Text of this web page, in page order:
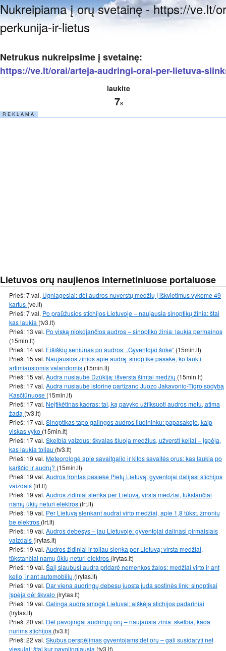
Nukreipiama į orų svetainę - https://ve.lt/
perkunija-ir-lietus
Netrukus nukreipsime į svetainę:
https://ve.lt/orai/arteja-audringi-orai-per-lietuva-
laukite
7s
R E K L A M A
Lietuvos orų naujienos internetiniuose portaluose
Prieš: 7 val. Ugniagesiai: dėl audros nuverstų medžių į iškvietimus vykome 49
kartus (ve.lt)
Prieš: 7 val. Po praūžusios stichijos Lietuvoje – naujausia sinoptikų žinia: štai
kas laukia (tv3.lt)
Prieš: 13 val. Po viską niokojančios audros – sinoptiko žinia: laukia permainos
(15min.lt)
Prieš: 14 val. Eišiškių seniūnas po audros: „Gyventojai šoke“ (15min.lt)
Prieš: 15 val. Naujausios žinios apie audrą: sinoptikė pasakė, ko laukti
artimiausiomis valandomis (15min.lt)
Prieš: 15 val. Audra nusiaubė Dzūkiją: išversta šimtai medžių (15min.lt)
Prieš: 17 val. Audra nusiaubė istorinę partizano Juozo Jakavonio-Tigro sodybą
Kasčiūnuose (15min.lt)
Prieš: 17 val. Neįtikėtinas kadras: tai, ką pavyko užfiksuoti audros metu, atima
žadą (tv3.lt)
Prieš: 17 val. Sinoptikas tapo galingos audros liudininku: papasakojo, kaip
viskas vyko (15min.lt)
Prieš: 17 val. Skelbia vaizdus: škvalas šluoja medžius, užversti keliai – įspėja,
kas laukia toliau (tv3.lt)
Prieš: 19 val. Meteorologė apie savaitgalio ir kitos savaitės orus: kas laukia po
karščio ir audrų? (15min.lt)
Prieš: 19 val. Audros frontas pasiekė Pietų Lietuvą: gyventojai dalijasi stichijos
vaizdais (lrt.lt)
Prieš: 19 val. Audros židiniai slenka per Lietuvą, virsta medžiai, tūkstančiai
namų ūkių neturi elektros (lrt.lt)
Prieš: 19 val. Per Lietuvą slenkant audrai virto medžiai, apie 1,8 tūkst. žmonių
be elektros (lrt.lt)
Prieš: 19 val. Audros debesys – jau Lietuvoje: gyventojai dalinasi pirmaisiais
vaizdais (lrytas.lt)
Prieš: 19 val. Audros židiniai ir toliau slenka per Lietuvą: virsta medžiai,
tūkstančiai namų ūkių neturi elektros (lrytas.lt)
Prieš: 19 val. Šalį siaubusi audra pridarė nemenkos žalos: medžiai virto ir ant
kelio, ir ant automobilių (lrytas.lt)
Prieš: 19 val. Dar viena audringų debesų juosta juda sostinės link: sinoptikai
įspėja dėl škvalo (lrytas.lt)
Prieš: 19 val. Galinga audra smogė Lietuvai: aiškėja stichijos padariniai
(lrytas.lt)
Prieš: 20 val. Dėl pavojingai audringų orų – naujausia žinia: skelbia, kada
nurims stichijos (tv3.lt)
Prieš: 22 val. Skubus perspėjimas gyventojams dėl orų – gali susidaryti net
viesulai: štai kur pavojingiausia (tv3.lt)